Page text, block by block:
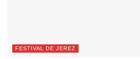
FESTIVAL DE JEREZ